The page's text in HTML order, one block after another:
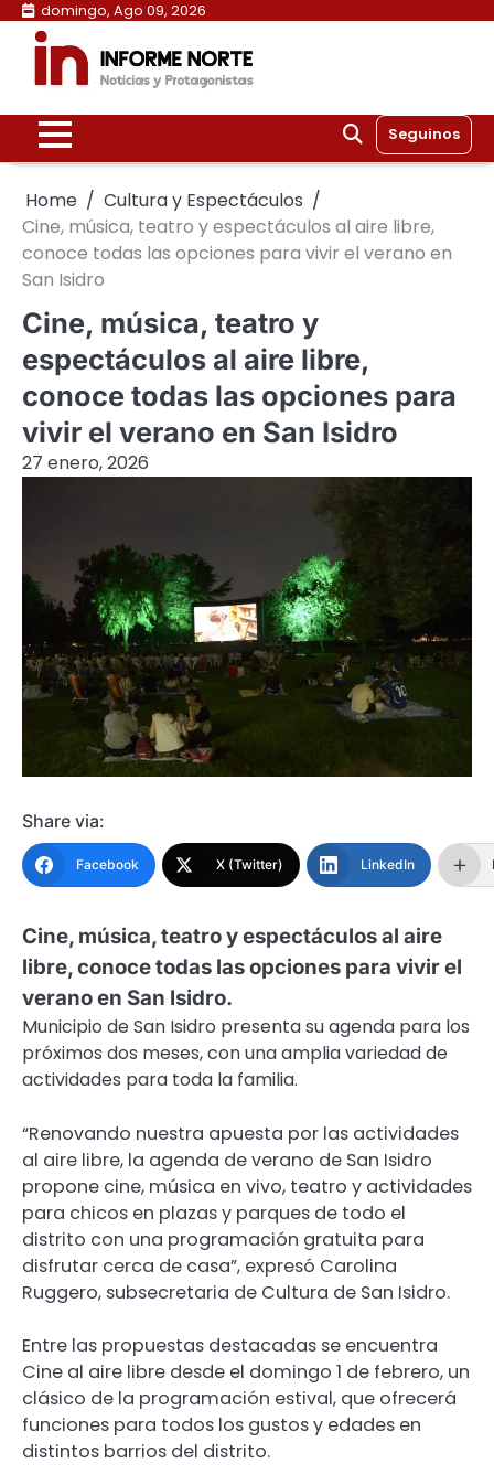
Skip
content
domingo, Ago 09, 2026
Seguinos
Home
Cultura y Espectáculos
Cine, música, teatro y espectáculos al aire libre,
conoce todas las opciones para vivir el verano en
San Isidro
Cine, música, teatro y
espectáculos al aire libre,
conoce todas las opciones para
vivir el verano en San Isidro
27 enero, 2026
Share via:
Facebook X (Twitter) LinkedIn
Cine, música, teatro y espectáculos al aire
libre, conoce todas las opciones para vivir el
verano en San Isidro.
Municipio de San Isidro presenta su agenda para los
próximos dos meses, con una amplia variedad de
actividades para toda la familia.
“Renovando nuestra apuesta por las actividades
al aire libre, la agenda de verano de San Isidro
propone cine, música en vivo, teatro y actividades
para chicos en plazas y parques de todo el
distrito con una programación gratuita para
disfrutar cerca de casa”, expresó Carolina
Ruggero, subsecretaria de Cultura de San Isidro.
Entre las propuestas destacadas se encuentra
Cine al aire libre desde el domingo 1 de febrero, un
clásico de la programación estival, que ofrecerá
funciones para todos los gustos y edades en
distintos barrios del distrito.